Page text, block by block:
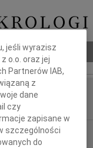
jeśli wyrazisz
o.o. oraz jej
Partnerów IAB,
z
dane
czy
zapisane w
szczególności
do